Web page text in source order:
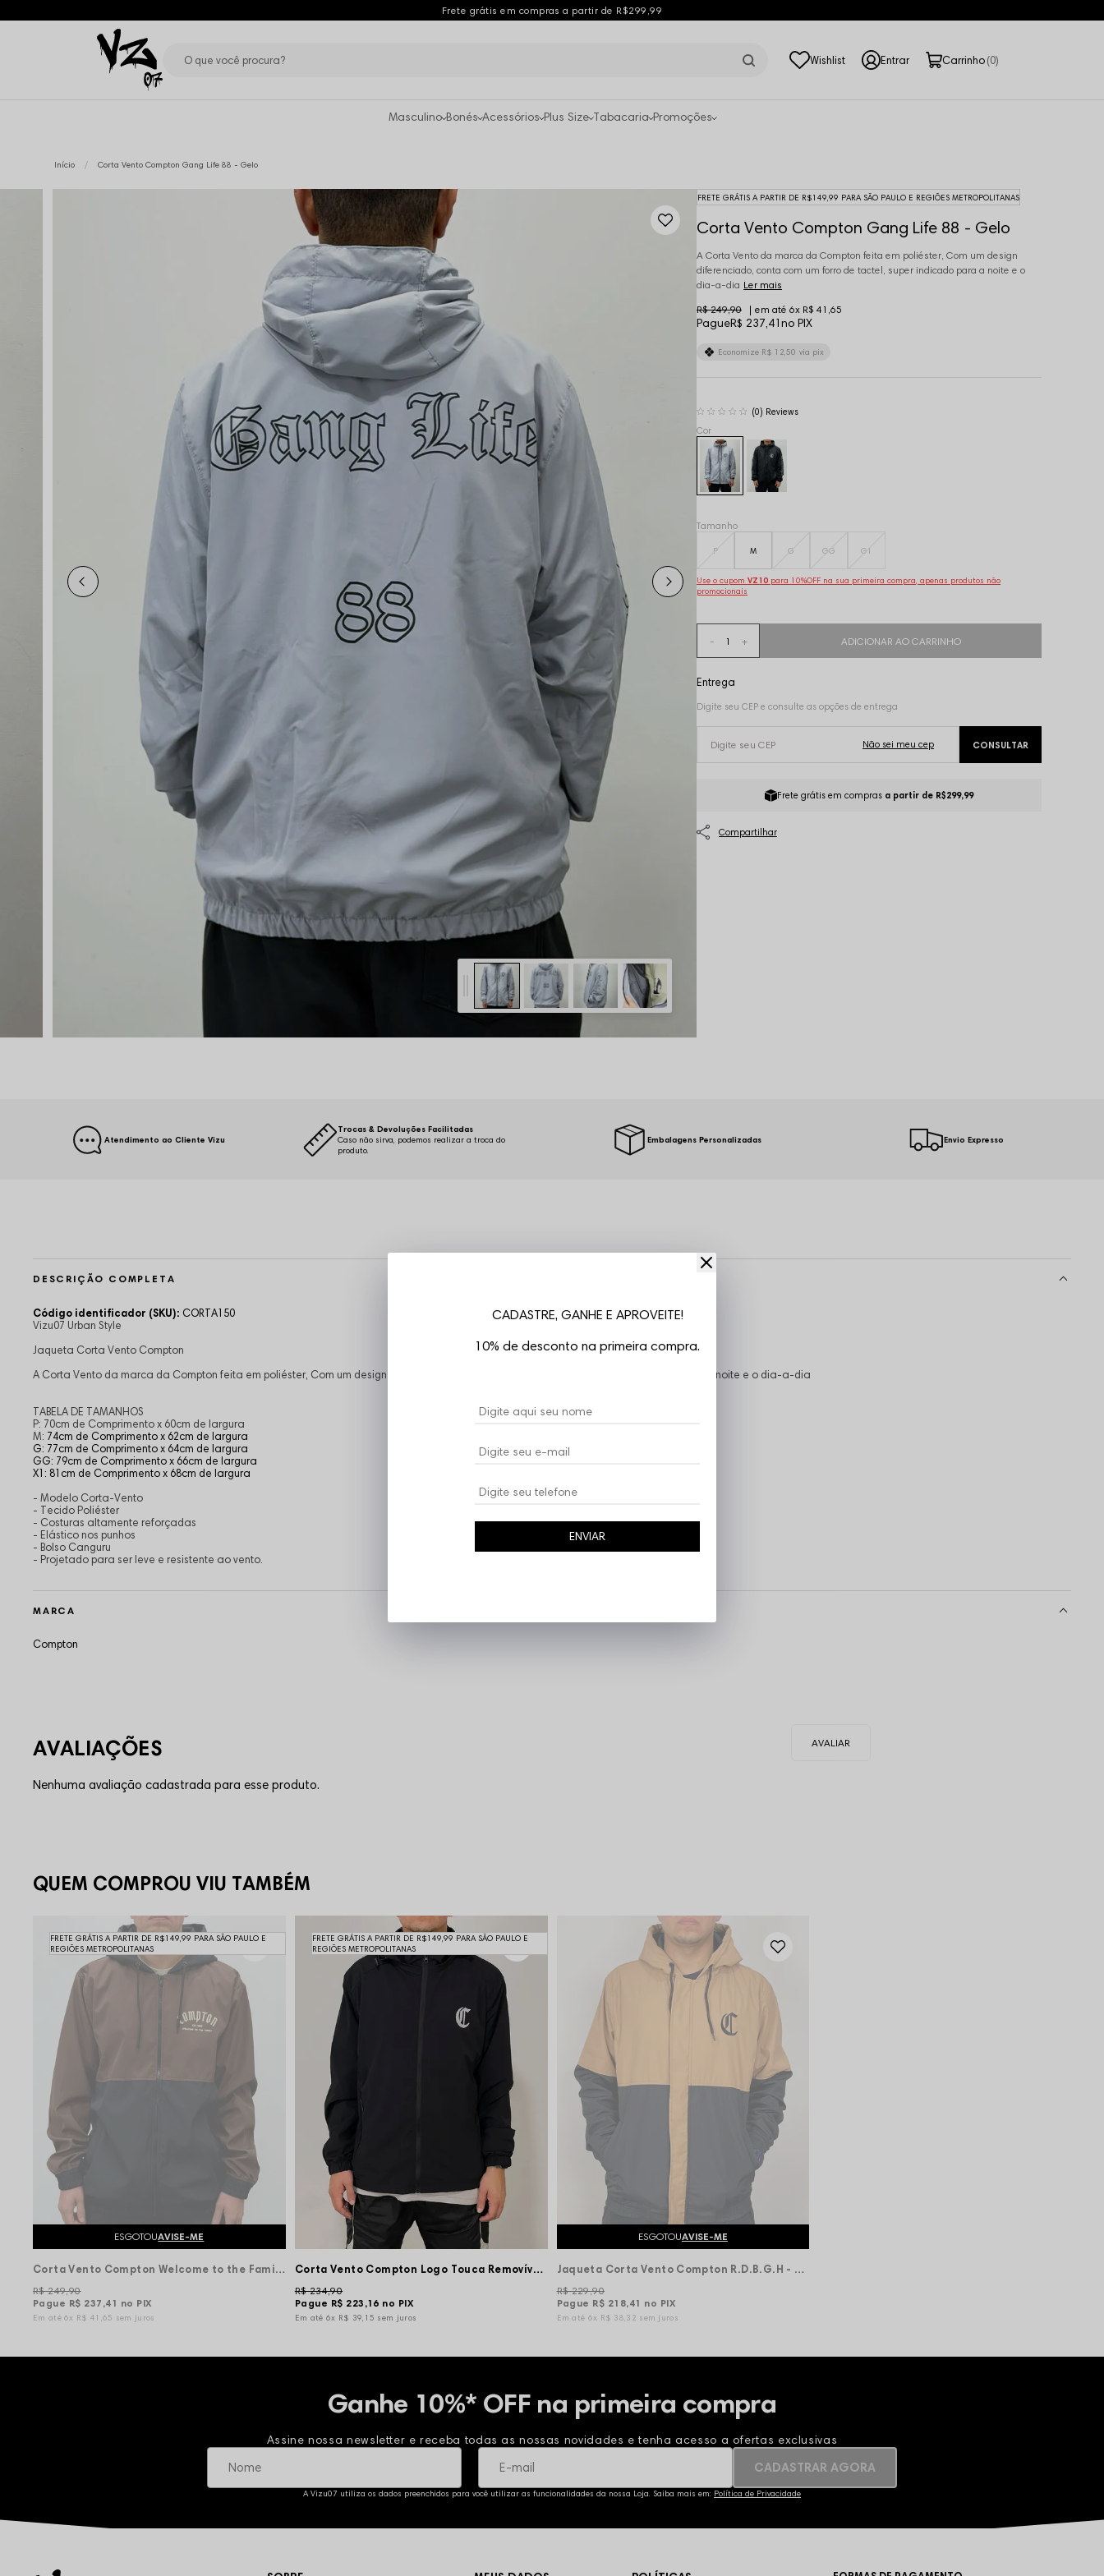
Frete grátis em compras a partir de R$299,99
0
Masculino Bonés Acessórios Plus Size Tabacaria Promoções
Início Corta Vento Compton Gang Life 88 - Gelo
FRETE GRÁTIS A PARTIR DE R$149,99 PARA SÃO PAULO E REGIÕES METROPOLITANAS
Corta Vento Compton Gang Life 88 - Gelo
A Corta Vento da marca da Compton feita em poliéster, Com um design
diferenciado, conta com um forro de tactel, super indicado para a noite e o
dia-a-dia Ler mais
PagueR$ 237,41no PIX
R$ 249,90 6x R$ 41,65
Economize R$ 12,50 via pix
(0)
Tamanho
P M G GG G1
Use o cupom VZ10 para 10%OFF na sua primeira compra, apenas produtos não
promocionais
Frete grátis em compras a partir de R$299,99
Atendimento ao Cliente Vizu
Trocas & Devoluções Facilitadas
Caso não sirva, podemos realizar a troca do
produto.
Embalagens Personalizadas Envio Expresso
DESCRIÇÃO COMPLETA
Código identificador (SKU): CORTA150
Vizu07 Urban Style
Jaqueta Corta Vento Compton
A Corta Vento da marca da Compton feita em poliéster, Com um design diferenciado, conta com um forro de tactel, super indicado para a noite e o dia-a-dia
TABELA DE TAMANHOS
P: 70cm de Comprimento x 60cm de largura
M: 74cm de Comprimento x 62cm de largura
G: 77cm de Comprimento x 64cm de largura
GG: 79cm de Comprimento x 66cm de largura
X1: 81cm de Comprimento x 68cm de largura
- Modelo Corta-Vento
- Tecido Poliéster
- Costuras altamente reforçadas
- Elástico nos punhos
- Bolso Canguru
- Projetado para ser leve e resistente ao vento.
MARCA
Compton
Nenhuma avaliação cadastrada para esse produto.
QUEM COMPROU VIU TAMBÉM
FRETE GRÁTIS A PARTIR DE R$149,99 PARA SÃO PAULO E
REGIÕES METROPOLITANAS
ESGOTOUAVISE-ME
Corta Vento Compton Welcome to the Family - Marrom/Preta
Pague R$ 237,41 no PIX
R$ 249,90
6x R$ 41,65 sem juros
FRETE GRÁTIS A PARTIR DE R$149,99 PARA SÃO PAULO E
REGIÕES METROPOLITANAS
Corta Vento Compton Logo Touca Removível - Preta
Pague R$ 223,16 no PIX
R$ 234,90
6x R$ 39,15 sem juros
ESGOTOUAVISE-ME
Jaqueta Corta Vento Compton R.D.B.G.H - Marrom Amarelado/Preto
Pague R$ 218,41 no PIX
R$ 229,90
6x R$ 38,32 sem juros
Ganhe 10%* OFF na primeira compra
Assine nossa newsletter e receba todas as nossas novidades e tenha acesso a ofertas exclusivas
CADASTRAR AGORA
A Vizu07 utiliza os dados preenchidos para você utilizar as funcionalidades da nossa Loja. Saiba mais em: Política de Privacidade
CADASTRE, GANHE E APROVEITE!
10% de desconto na primeira compra.
ENVIAR